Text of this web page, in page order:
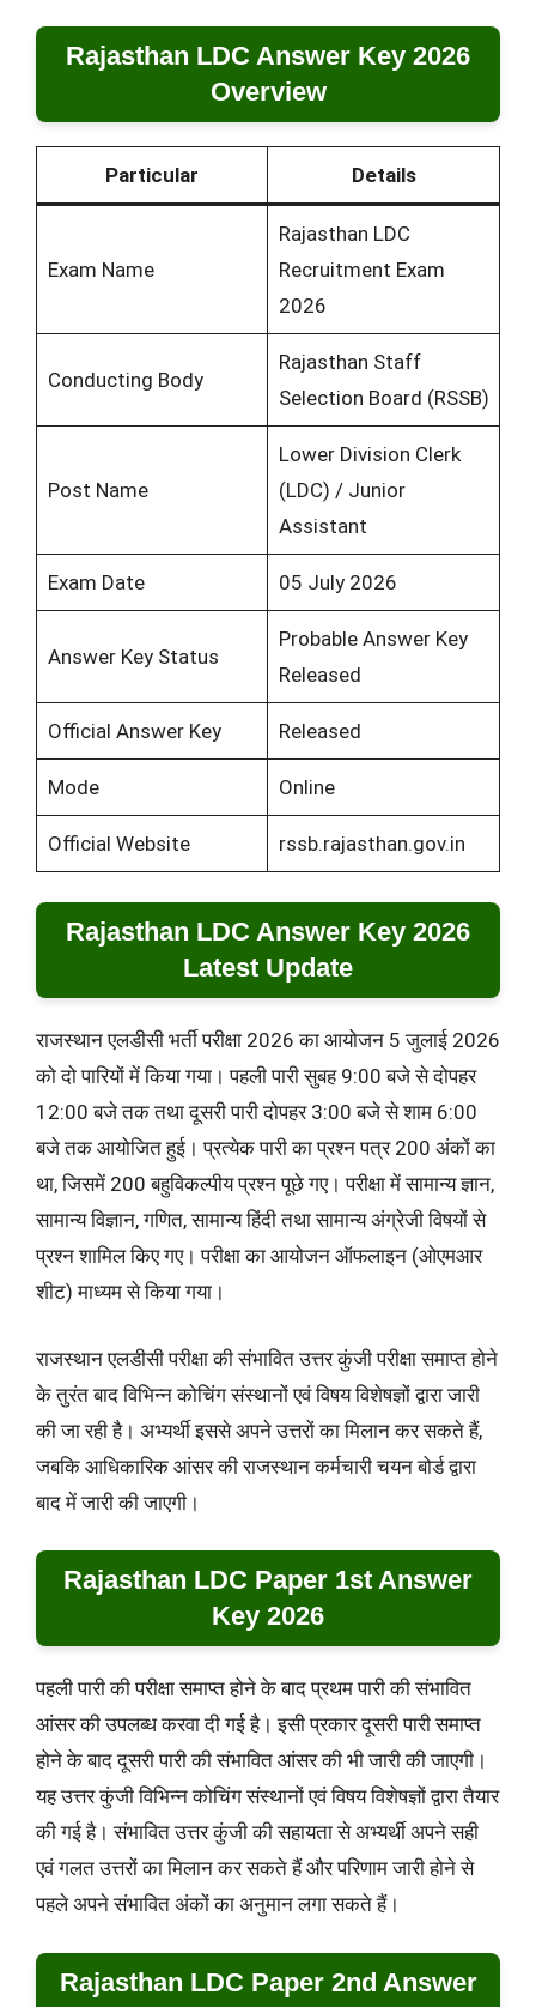
Rajasthan LDC Answer Key 2026
Overview
Particular Details
Exam Name
Rajasthan LDC
Recruitment Exam
2026
Conducting Body
Rajasthan Staff
Selection Board (RSSB)
Post Name
Lower Division Clerk
(LDC) / Junior
Assistant
Exam Date 05 July 2026
Answer Key Status
Probable Answer Key
Released
Official Answer Key Released
Mode Online
Official Website rssb.rajasthan.gov.in
Rajasthan LDC Answer Key 2026
Latest Update
राजस्थान एलडीसी भर्ती परीक्षा 2026 का आयोजन 5 जुलाई 2026
को दो पारियों में किया गया। पहली पारी सुबह 9:00 बजे से दोपहर
12:00 बजे तक तथा दूसरी पारी दोपहर 3:00 बजे से शाम 6:00
बजे तक आयोजित हुई। प्रत्येक पारी का प्रश्न पत्र 200 अंकों का
था, जिसमें 200 बहुविकल्पीय प्रश्न पूछे गए। परीक्षा में सामान्य ज्ञान,
सामान्य विज्ञान, गणित, सामान्य हिंदी तथा सामान्य अंग्रेजी विषयों से
प्रश्न शामिल किए गए। परीक्षा का आयोजन ऑफलाइन (ओएमआर
शीट) माध्यम से किया गया।
राजस्थान एलडीसी परीक्षा की संभावित उत्तर कुंजी परीक्षा समाप्त होने
के तुरंत बाद विभिन्न कोचिंग संस्थानों एवं विषय विशेषज्ञों द्वारा जारी
की जा रही है। अभ्यर्थी इससे अपने उत्तरों का मिलान कर सकते हैं,
जबकि आधिकारिक आंसर की राजस्थान कर्मचारी चयन बोर्ड द्वारा
बाद में जारी की जाएगी।
Rajasthan LDC Paper 1st Answer
Key 2026
पहली पारी की परीक्षा समाप्त होने के बाद प्रथम पारी की संभावित
आंसर की उपलब्ध करवा दी गई है। इसी प्रकार दूसरी पारी समाप्त
होने के बाद दूसरी पारी की संभावित आंसर की भी जारी की जाएगी।
यह उत्तर कुंजी विभिन्न कोचिंग संस्थानों एवं विषय विशेषज्ञों द्वारा तैयार
की गई है। संभावित उत्तर कुंजी की सहायता से अभ्यर्थी अपने सही
एवं गलत उत्तरों का मिलान कर सकते हैं और परिणाम जारी होने से
पहले अपने संभावित अंकों का अनुमान लगा सकते हैं।
Rajasthan LDC Paper 2nd Answer